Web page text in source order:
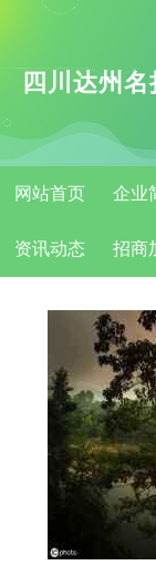
四川达州
网站首页 企业
资讯动态 招商